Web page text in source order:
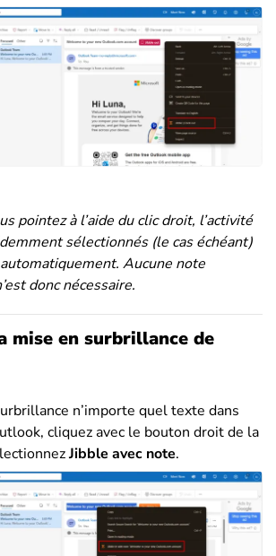
pointez à l’aide du clic droit, l’activité
sélectionnés (le cas échéant)
Aucune note
donc nécessaire.
mise en surbrillance de
n’importe quel texte dans
cliquez avec le bouton droit de la
Jibble avec note.